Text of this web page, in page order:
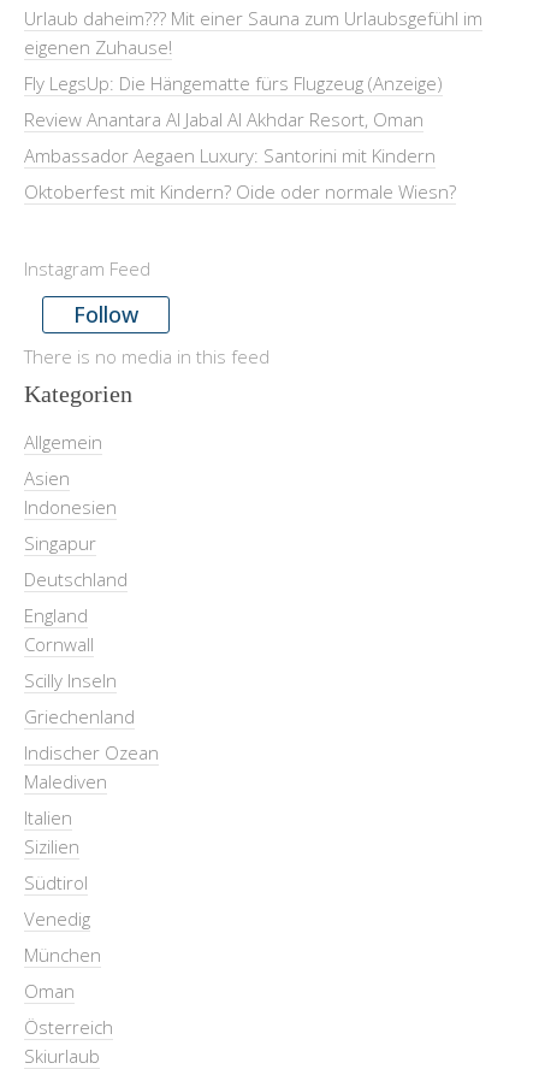
Urlaub daheim??? Mit einer Sauna zum Urlaubsgefühl im
eigenen Zuhause!
Fly LegsUp: Die Hängematte fürs Flugzeug (Anzeige)
Review Anantara Al Jabal Al Akhdar Resort, Oman
Ambassador Aegaen Luxury: Santorini mit Kindern
Oktoberfest mit Kindern? Oide oder normale Wiesn?
Instagram Feed
Follow
There is no media in this feed
Kategorien
Allgemein
Asien
Indonesien
Singapur
Deutschland
England
Cornwall
Scilly Inseln
Griechenland
Indischer Ozean
Malediven
Italien
Sizilien
Südtirol
Venedig
München
Oman
Österreich
Skiurlaub